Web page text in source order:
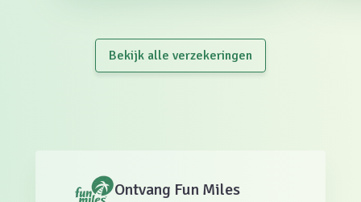
Bekijk alle verzekeringen
Ontvang Fun Miles